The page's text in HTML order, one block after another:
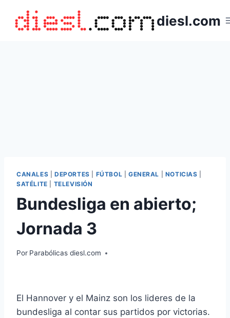
contenido
diesl.com
CANALES DEPORTES FÚTBOL GENERAL NOTICIAS
SATÉLITE
TELEVISIÓN
Bundesliga en abierto;
Jornada 3
Por Parabólicas diesl.com
El Hannover y el Mainz son los lideres de la
bundesliga al contar sus partidos por victorias.